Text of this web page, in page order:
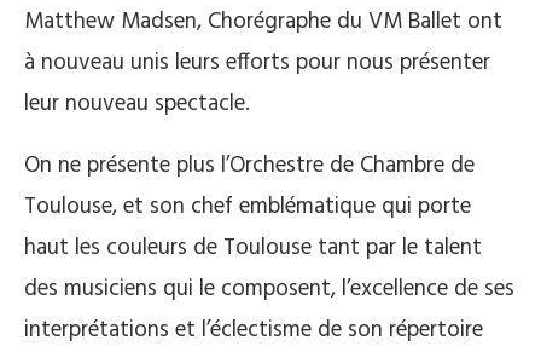
Matthew Madsen, Chorégraphe du VM Ballet ont
à nouveau unis leurs efforts pour nous présenter
leur nouveau spectacle.
On ne présente plus l’Orchestre de Chambre de
Toulouse, et son chef emblématique qui porte
haut les couleurs de Toulouse tant par le talent
des musiciens qui le composent, l’excellence de ses
interprétations et l’éclectisme de son répertoire